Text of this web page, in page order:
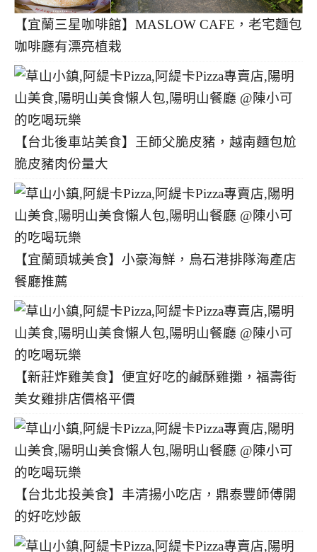
【宜蘭三星咖啡館】MASLOW CAFE，老宅麵包
咖啡廳有漂亮植栽
【台北後車站美食】王師父脆皮豬，越南麵包尬
脆皮豬肉份量大
【宜蘭頭城美食】小豪海鮮，烏石港排隊海產店
餐廳推薦
【新莊炸雞美食】便宜好吃的鹹酥雞攤，福壽街
美女雞排店價格平價
【台北北投美食】丰清揚小吃店，鼎泰豐師傅開
的好吃炒飯